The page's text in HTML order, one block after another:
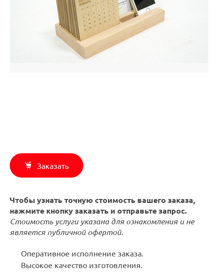
Заказать
Чтобы узнать точную стоимость вашего заказа,
нажмите кнопку заказать и отправьте запрос.
Стоимость услуги указана для ознакомления и не
является публичной офертой.
Оперативное исполнение заказа.
Высокое качество изготовления.